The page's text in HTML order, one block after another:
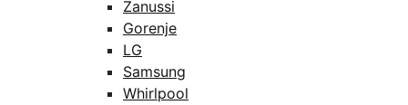
Zanussi
Gorenje
LG
Samsung
Whirlpool